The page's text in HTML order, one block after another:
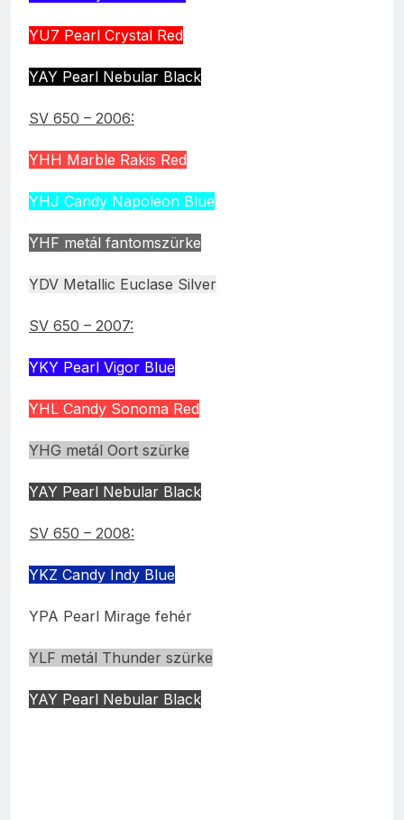
YU7 Pearl Crystal Red
YAY Pearl Nebular Black
SV 650 – 2006:
YHH Marble Rakis Red
YHJ Candy Napoleon Blue
YHF metál fantomszürke
YDV Metallic Euclase Silver
SV 650 – 2007:
YKY Pearl Vigor Blue
YHL Candy Sonoma Red
YHG metál Oort szürke
YAY Pearl Nebular Black
SV 650 – 2008:
YKZ Candy Indy Blue
YPA Pearl Mirage fehér
YLF metál Thunder szürke
YAY Pearl Nebular Black